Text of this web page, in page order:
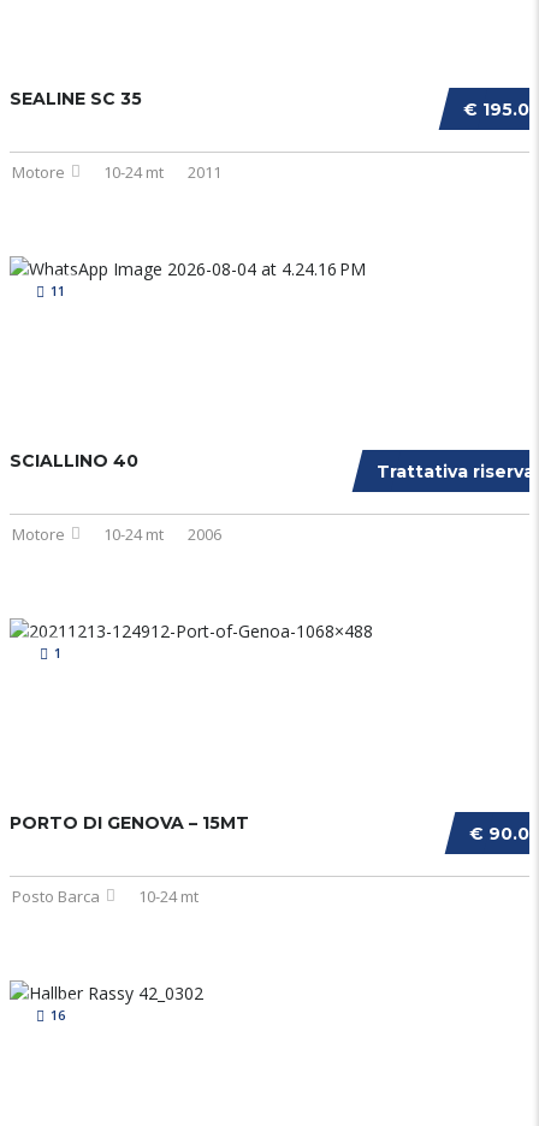
€
SEALINE SC 35
Motore 10-24 mt 2011
11
Trattativa
SCIALLINO 40
Motore 10-24 mt 2006
1
€
PORTO DI GENOVA – 15MT
Posto Barca 10-24 mt
16